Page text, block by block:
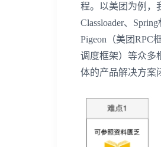
程。以美团为例，
Classloader、
Pigeon（美团RPC
调度框架）等众多
体的产品解决方案